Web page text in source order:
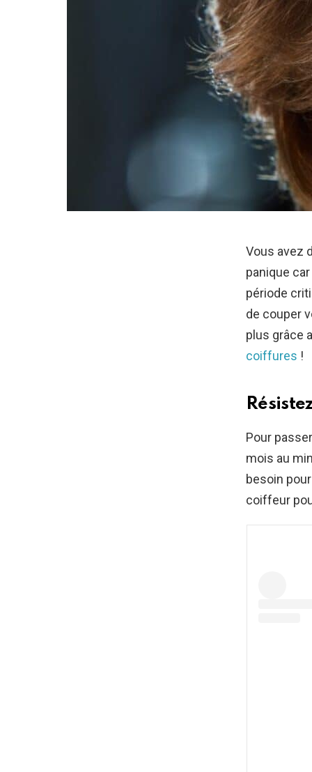
Vous avez
panique
période
de couper
plus grâce
coiffures !
Pour
mois au
besoin
coiffeur